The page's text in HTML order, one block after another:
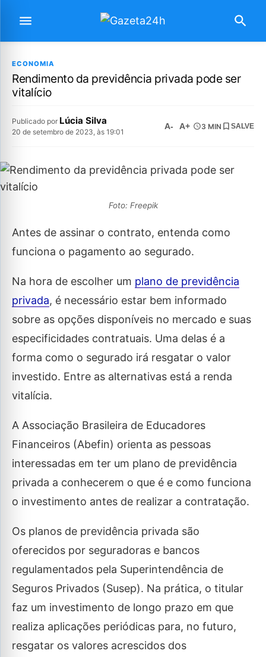
ECONOMIA
Rendimento da previdência privada pode ser
vitalício
Publicado por Lúcia Silva
20 de setembro de 2023, às 19:01
A- A+ 3 MIN SALVE
Foto: Freepik
Antes de assinar o contrato, entenda como
funciona o pagamento ao segurado.
Na hora de escolher um plano de previdência
privada, é necessário estar bem informado
sobre as opções disponíveis no mercado e suas
especificidades contratuais. Uma delas é a
forma como o segurado irá resgatar o valor
investido. Entre as alternativas está a renda
vitalícia.
A Associação Brasileira de Educadores
Financeiros (Abefin) orienta as pessoas
interessadas em ter um plano de previdência
privada a conhecerem o que é e como funciona
o investimento antes de realizar a contratação.
Os planos de previdência privada são
oferecidos por seguradoras e bancos
regulamentados pela Superintendência de
Seguros Privados (Susep). Na prática, o titular
faz um investimento de longo prazo em que
realiza aplicações periódicas para, no futuro,
resgatar os valores acrescidos dos